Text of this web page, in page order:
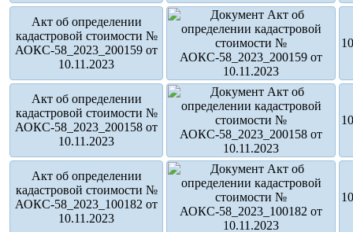
Акт об определении
кадастровой стоимости №
АОКС-58_2023_200159 от
10.11.2023
Акт об определении
кадастровой стоимости №
АОКС-58_2023_200158 от
10.11.2023
Акт об определении
кадастровой стоимости №
АОКС-58_2023_100182 от
10.11.2023